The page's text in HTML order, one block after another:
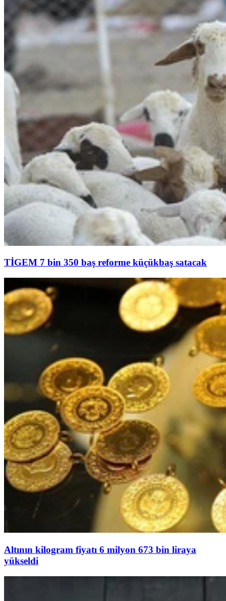
TİGEM 7 bin 350 baş reforme küçükbaş satacak
Altının kilogram fiyatı 6 milyon 673 bin liraya
yükseldi